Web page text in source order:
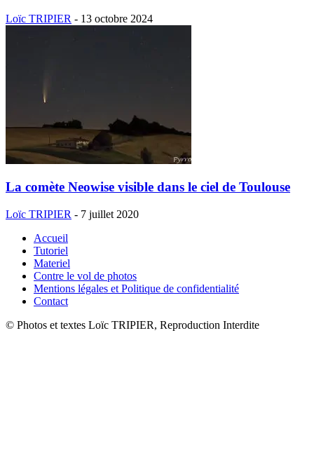
Loïc TRIPIER - 13 octobre 2024
La comète Neowise visible dans le ciel de Toulouse
Loïc TRIPIER - 7 juillet 2020
Accueil
Tutoriel
Materiel
Contre le vol de photos
Mentions légales et Politique de confidentialité
Contact
© Photos et textes Loïc TRIPIER, Reproduction Interdite